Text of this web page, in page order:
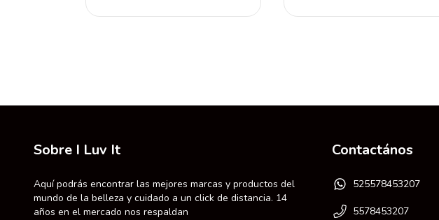
Sobre I Luv It
Aquí podrás encontrar las mejores marcas y productos del
mundo de la belleza y cuidado a un click de distancia. 14
años en el mercado nos respaldan
Contactános
525578453207
5578453207